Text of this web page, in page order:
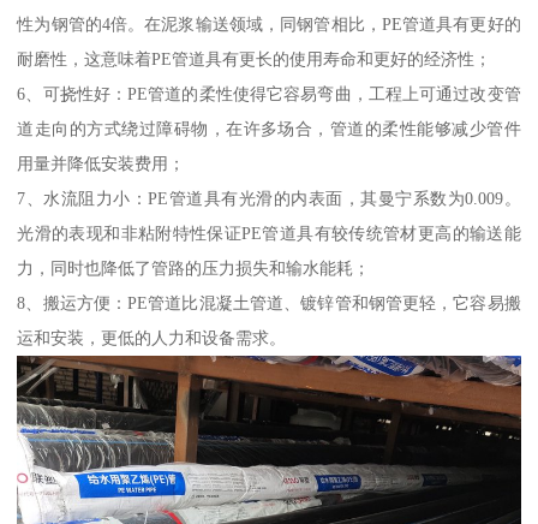
性为钢管的4倍。在泥浆输送领域，同钢管相比，PE管道具有更好的
耐磨性，这意味着PE管道具有更长的使用寿命和更好的经济性；
6、可挠性好：PE管道的柔性使得它容易弯曲，工程上可通过改变管
道走向的方式绕过障碍物，在许多场合，管道的柔性能够减少管件
用量并降低安装费用；
7、水流阻力小：PE管道具有光滑的内表面，其曼宁系数为0.009。
光滑的表现和非粘附特性保证PE管道具有较传统管材更高的输送能
力，同时也降低了管路的压力损失和输水能耗；
8、搬运方便：PE管道比混凝土管道、镀锌管和钢管更轻，它容易搬
运和安装，更低的人力和设备需求。